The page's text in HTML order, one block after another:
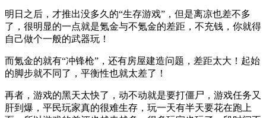
明日之后，才推出没多久的“生存游戏”，但是离凉也差不多
了，很明显的一点就是氪金与不氪金的差距，不充钱，你就得
自己做个一般的武器玩！
而氪金的就有“冲锋枪”，还有房屋建造问题，差距太大！起始
的脚步就不同了，平衡性也就太差了！
再者，游戏的黑天太快了，动不动就是要打僵尸，游戏任务又
肝到爆，平民玩家真的很难生存，玩一天有半天要花在跑上